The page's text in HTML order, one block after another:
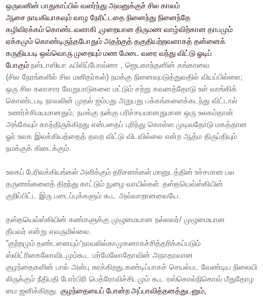
ஒருவனின் பாதுகாப்பில் வளர்ந்து அவனுக்குச் சில காலம்
ஆசை நாயகியாகவும் வாழ நேரிட்டதை நினைந்து நினைந்தே
கழிவிரக்கம் கொண்டவளாகி முறையான திருமண வாழ்விற்கான தாபமும்
ஏக்கமும் கொண்டிருந்தபோதும் அதற்குத் தகுதியற்றவளாகத் தன்னைக்
கருதியபடி ஒவ்வொரு முறையும் மண மேடை வரை வந்து விட்டு ஓடிப்
போகும் நஸ்டாஸியா ஃபிலிப்போவ்னா ஜெயகாந்தனின் கங்காவை
(சில நேரங்களில் சில மனிதர்கள்) நமக்கு நினைவுபடுத்துவதில் வியப்பில்லை;
ஒரு சில கலாசார வேறுபாடுகளை மட்டும் சற்று கவனத்தோடு உள் வாங்கிக்
கொண்டபடி நாவலின் முதல் ஐம்பது அறுபது பக்கங்களைக்கடந்து விட்டால்
உணர்ச்சிமயமானதும் நமக்கு நன்கு பரிச்சயமானதுமான ஒரு உலகம்தான்
அங்கேயும் காத்திருக்கிறது என்பதைப் புரிந்து கொள்ள முடிவதோடு மகத்தான
ஓர் உலக இலக்கியத்தைத் தவற விட்டு விடவில்லை என்ற ஆத்ம திருப்தியும்
நமக்குக் கிடைக்கும்
உலகப் பேரிலக்கியங்கள் அளிக்கும் தரிசனங்கள் மானுடத்தின் உச்சமான பல
தருணங்களைத் திறந்து காட்டும் நுழை வாயில்கள் தஸ்தயெவ்ஸ்கியின்
குறிப்பிட்ட
இரு படைப்புக்களும் கூட அவ்வாறானவையே
தஸ்தயெவ்ஸ்கியின் கண்களுக்கு முழுமையான நல்லவர்/ முழுமையான
தீயவர் என்று எவருமில்லை
''குற்றமும் தண்டனையும்''நாவலில்காமுகனாகச்சித்தரிக்கப்படும்
ஸ்விட்ரிகைலோவிடமும்கூட
மர்மேலோதோவின் அநாதரவான
குழந்தைகளின் பால் அன்பு சுரக்கிறது கண்டிப்பாகச் செயல்பட வேண்டிய நிலையி
லிருக்கும் நீதிபதி போர்பிரி பெத்ரோவிச்சிடமும் கூட ரஸ்கொல்நிகொவ் மீதுதோழ
மை ஜனிக்கிறது குழந்தையைப் போன்ற அப்பாவித்தனத்துடனும்